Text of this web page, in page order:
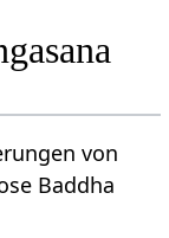
von
Baddha